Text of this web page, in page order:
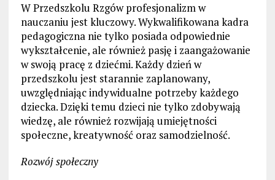
W Przedszkolu Rzgów profesjonalizm w
nauczaniu jest kluczowy. Wykwalifikowana kadra
pedagogiczna nie tylko posiada odpowiednie
wykształcenie, ale również pasję i zaangażowanie
w swoją pracę z dziećmi. Każdy dzień w
przedszkolu jest starannie zaplanowany,
uwzględniając indywidualne potrzeby każdego
dziecka. Dzięki temu dzieci nie tylko zdobywają
wiedzę, ale również rozwijają umiejętności
społeczne, kreatywność oraz samodzielność.
Rozwój społeczny